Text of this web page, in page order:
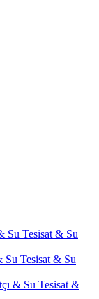
Su Tesisat & Su
Su Tesisat & Su
& Su Tesisat &